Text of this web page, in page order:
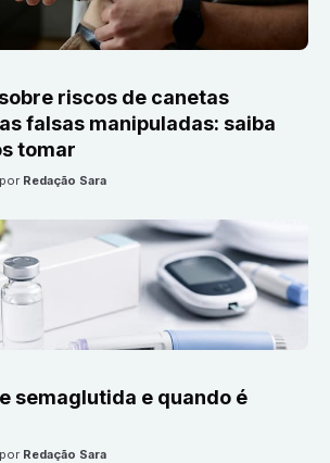
riscos de canetas
falsas manipuladas: saiba
tomar
Redação Sara
semaglutida e quando é
Redação Sara